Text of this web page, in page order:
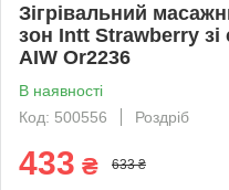
Зігрівальний
зон Intt Strawberry
AIW Or2236
В наявності
Код: 500556
Роздріб
433 ₴ 633 ₴